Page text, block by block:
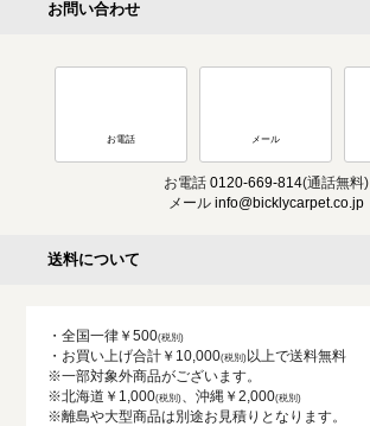
お問い合わせ
お電話 メール
お電話 0120-669-814(通話無料)
メール info@bicklycarpet.co.jp
送料について
・全国一律￥500
・お買い上げ合計￥10,000
以上で送料無料
※一部対象外商品がございます。
※北海道￥1,000
、沖縄￥2,000
※離島や大型商品は別途お見積りとなります。